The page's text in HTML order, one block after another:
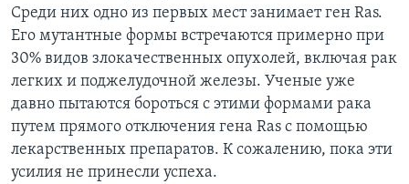
Среди них одно из первых мест занимает ген Ras.
Его мутантные формы встречаются примерно при
30% видов злокачественных опухолей, включая рак
легких и поджелудочной железы. Ученые уже
давно пытаются бороться с этими формами рака
путем прямого отключения гена Ras с помощью
лекарственных препаратов. К сожалению, пока эти
усилия не принесли успеха.